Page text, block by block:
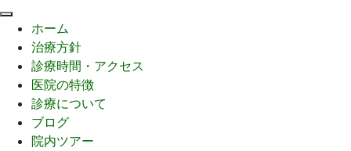
ホーム
治療方針
診療時間・アクセス
医院の特徴
診療について
ブログ
院内ツアー